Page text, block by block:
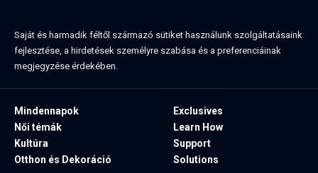
Saját és harmadik féltől származó sütiket használunk szolgáltatásaink
fejlesztése, a hirdetések személyre szabása és a preferenciáinak
megjegyzése érdekében.
Mindennapok
Női témák
Kultúra
Otthon és Dekoráció
Exclusives
Learn How
Support
Solutions